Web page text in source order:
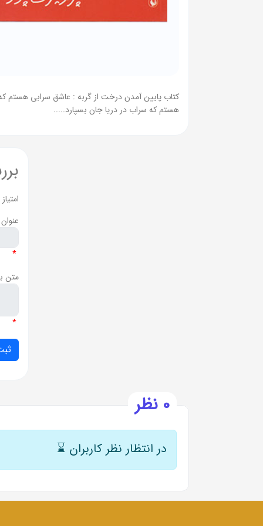
کتاب پایین آمدن درخت از گربه : عاشق سرابی
هستم که سراب در دریا جان بسپارد.....
امتیاز
*
متن
*
0 نظر
در انتظار نظر کاربران ⌛